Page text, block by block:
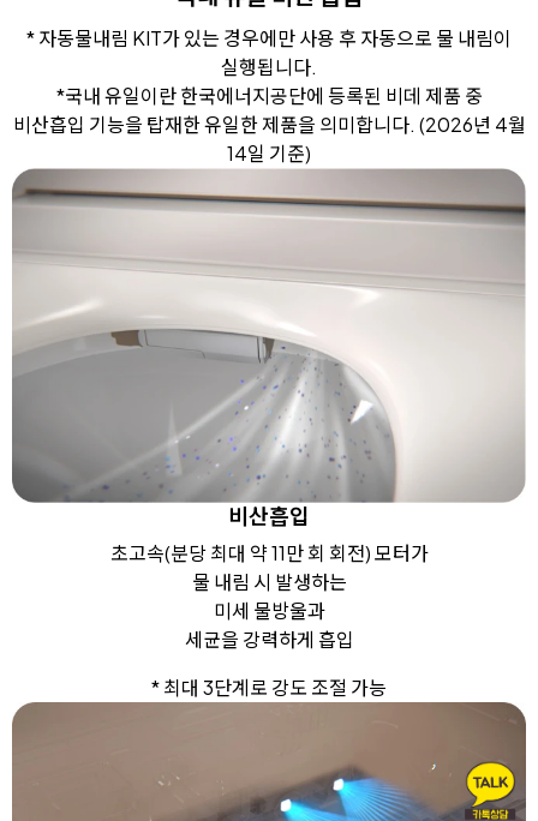
* 자동물내림 KIT가 있는 경우에만 사용 후 자동으로 물 내림이
실행됩니다.
*국내 유일이란 한국에너지공단에 등록된 비데 제품 중
비산흡입 기능을 탑재한 유일한 제품을 의미합니다. (2026년 4월
14일 기준)
비산흡입
초고속(분당 최대 약 11만 회 회전) 모터가
물 내림 시 발생하는
미세 물방울과
세균을 강력하게 흡입
* 최대 3단계로 강도 조절 가능